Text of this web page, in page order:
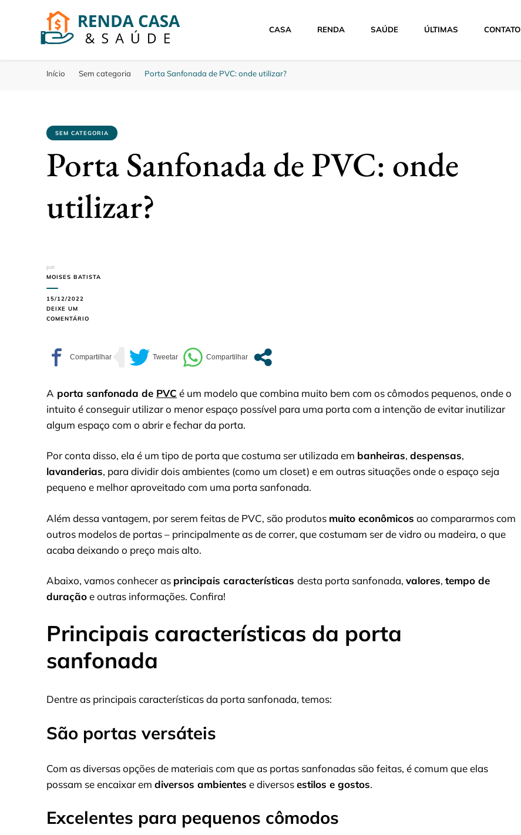
Renda Casa e Saude
CASA RENDA SAÚDE ÚLTIMAS CONTATO
Início Sem categoria Porta Sanfonada de PVC: onde utilizar?
SEM CATEGORIA
Porta Sanfonada de PVC: onde
utilizar?
por
MOISES BATISTA
15/12/2022
DEIXE UM
COMENTÁRIO
PVC:
A porta sanfonada de PVC é um modelo que combina muito bem com os cômodos pequenos, onde o
intuito é conseguir utilizar o menor espaço possível para uma porta com a intenção de evitar inutilizar
algum espaço com o abrir e fechar da porta.
Por conta disso, ela é um tipo de porta que costuma ser utilizada em banheiras, despensas,
lavanderias, para dividir dois ambientes (como um closet) e em outras situações onde o espaço seja
pequeno e melhor aproveitado com uma porta sanfonada.
Além dessa vantagem, por serem feitas de PVC, são produtos muito econômicos ao compararmos com
outros modelos de portas – principalmente as de correr, que costumam ser de vidro ou madeira, o que
acaba deixando o preço mais alto.
Abaixo, vamos conhecer as principais características desta porta sanfonada, valores, tempo de
duraçãoe outras informações. Confira!
Principais características da porta
sanfonada
Dentre as principais características da porta sanfonada, temos:
São portas versáteis
Com as diversas opções de materiais com que as portas sanfonadas são feitas, é comum que elas
possam se encaixar em diversos ambientes e diversosestilos e gostos.
Excelentes para pequenos cômodos